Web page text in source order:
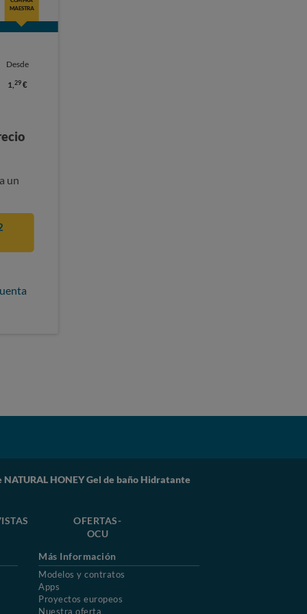
MAESTRA
Desde
1,29€
un
HONEY Gel de baño Hidratante
OFERTAS-
OCU
Más Información
Modelos y contratos
Apps
Proyectos europeos
Nuestra oferta